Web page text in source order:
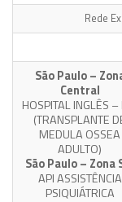
Rede
São Paulo –
Central
HOSPITAL INGLÊS
(TRANSPLANTE
MEDULA OSSEA
ADULTO)
São Paulo – Zona
API ASSISTÊNCIA
PSIQUIÁTRICA